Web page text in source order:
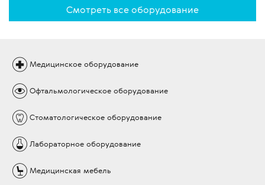
Смотреть все оборудование
Медицинское оборудование
Офтальмологическое оборудование
Стоматологическое оборудование
Лабораторное оборудование
Медицинская мебель